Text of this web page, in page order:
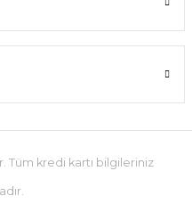
Tüm kredi kartı bilgileriniz